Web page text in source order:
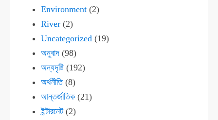
Environment (2)
River (2)
Uncategorized (19)
অনুবাদ (98)
অন্যদৃষ্টি(192)
অর্থনীতি(8)
আন্তর্জাতিক(21)
ইন্টারনেট(2)